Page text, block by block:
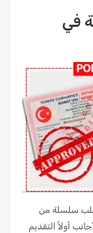
في
سلسلة من
أولاً التقديم